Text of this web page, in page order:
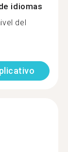
idiomas
del